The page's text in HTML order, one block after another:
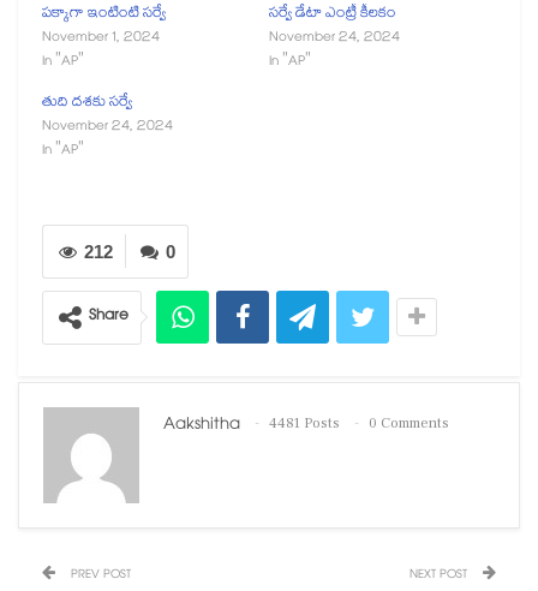
పక్కాగా ఇంటింటి సర్వే
November 1, 2024
In "AP"
సర్వే డేటా ఎంట్రీ కీలకం
November 24, 2024
In "AP"
తుది దశకు సర్వే
November 24, 2024
In "AP"
0
212
Share
Aakshitha 4481 Posts 0 Comments
PREV POST NEXT POST